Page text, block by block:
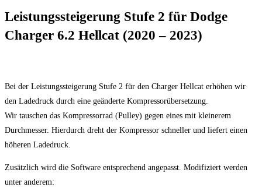
Leistungssteigerung Stufe 2 für Dodge
Charger 6.2 Hellcat (2020 – 2023)
Bei der Leistungssteigerung Stufe 2 für den Charger Hellcat erhöhen wir
den Ladedruck durch eine geänderte Kompressorübersetzung.
Wir tauschen das Kompressorrad (Pulley) gegen eines mit kleinerem
Durchmesser. Hierdurch dreht der Kompressor schneller und liefert einen
höheren Ladedruck.
Zusätzlich wird die Software entsprechend angepasst. Modifiziert werden
unter anderem: